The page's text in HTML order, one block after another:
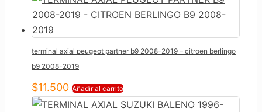
terminal axial peugeot partner b9 2008-2019 – citroen berlingo
b9 2008-2019
$11.500 Añadir al carrito